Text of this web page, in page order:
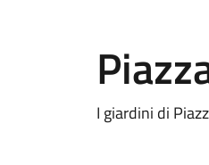
I giardini di